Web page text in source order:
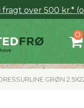
fragt over 500 kr.*
GRØN